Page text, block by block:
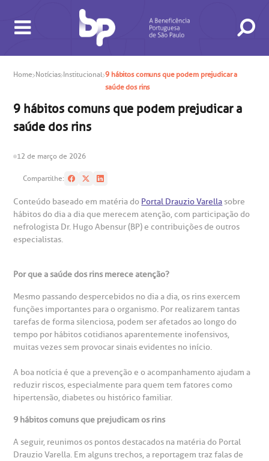
de consultas e exames
in antecipado
de exames
de Exames
SAC
A BP conta com você para melhorar sempre a qualidade do
atendimento e dos serviços prestados.
A Ouvidoria e SAC são canais para você, cliente da BP, tirar
relacionados ao nosso atendimento e aos nossos serviços.
Horário de atendimento: 2ª a 6ª feira das 7h às 18h
(11) 3505-1000
Hospital BP
Endereço:
e Pesquisa
do médico
de conduta
Financeiras
de atendimento
de Infarto SUS
de Visita
de Oncologia e Hematologia
de Excelência em Neurologia e
de Excelência em Ortopedia
Home Notícias Institucional 9 hábitos comuns que podem prejudicar a
saúde dos rins
9 hábitos comuns que podem prejudicar a
saúde dos rins
12 de março de 2026
Compartilhe:
Conteúdo baseado em matéria do Portal Drauzio Varella sobre
hábitos do dia a dia que merecem atenção, com participação do
nefrologista Dr. Hugo Abensur (BP) e contribuições de outros
especialistas.
Por que a saúde dos rins merece atenção?
Mesmo passando despercebidos no dia a dia, os rins exercem
funções importantes para o organismo. Por realizarem tantas
tarefas de forma silenciosa, podem ser afetados ao longo do
tempo por hábitos cotidianos aparentemente inofensivos,
muitas vezes sem provocar sinais evidentes no início.
A boa notícia é que a prevenção e o acompanhamento ajudam a
reduzir riscos, especialmente para quem tem fatores como
hipertensão, diabetes ou histórico familiar.
9 hábitos comuns que prejudicam os rins
A seguir, reunimos os pontos destacados na matéria do Portal
Drauzio Varella. Em alguns trechos, a reportagem traz falas de